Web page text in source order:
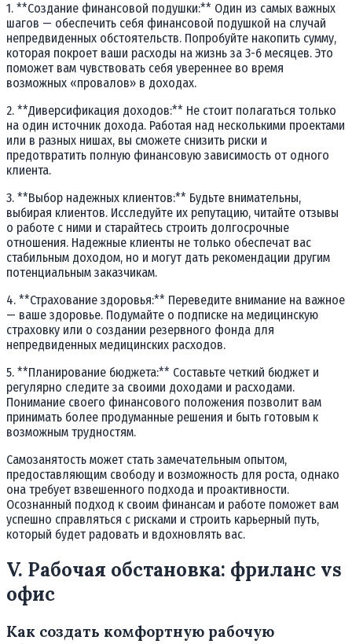
1. **Создание финансовой подушки:** Один из самых важных
шагов — обеспечить себя финансовой подушкой на случай
непредвиденных обстоятельств. Попробуйте накопить сумму,
которая покроет ваши расходы на жизнь за 3-6 месяцев. Это
поможет вам чувствовать себя увереннее во время
возможных «провалов» в доходах.
2. **Диверсификация доходов:** Не стоит полагаться только
на один источник дохода. Работая над несколькими проектами
или в разных нишах, вы сможете снизить риски и
предотвратить полную финансовую зависимость от одного
клиента.
3. **Выбор надежных клиентов:** Будьте внимательны,
выбирая клиентов. Исследуйте их репутацию, читайте отзывы
о работе с ними и старайтесь строить долгосрочные
отношения. Надежные клиенты не только обеспечат вас
стабильным доходом, но и могут дать рекомендации другим
потенциальным заказчикам.
4. **Страхование здоровья:** Переведите внимание на важноe
— ваше здоровье. Подумайте о подписке на медицинскую
страховку или о создании резервного фонда для
непредвиденных медицинских расходов.
5. **Планирование бюджета:** Составьте четкий бюджет и
регулярно следите за своими доходами и расходами.
Понимание своего финансового положения позволит вам
принимать более продуманные решения и быть готовым к
возможным трудностям.
Самозанятость может стать замечательным опытом,
предоставляющим свободу и возможность для роста, однако
она требует взвешенного подхода и проактивности.
Осознанный подход к своим финансам и работе поможет вам
успешно справляться с рисками и строить карьерный путь,
который будет радовать и вдохновлять вас.
V. Рабочая обстановка: фриланс vs
офис
Как создать комфортную рабочую